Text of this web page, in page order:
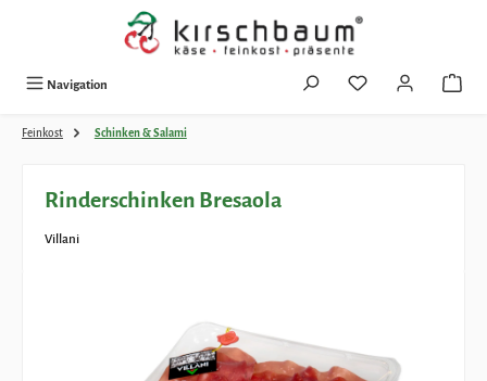
Zum Hauptinhalt springen
Navigation
Feinkost Schinken & Salami
Rinderschinken Bresaola
Villani